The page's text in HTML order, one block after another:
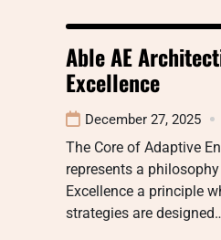
Able AE
Excellence
December 27, 2025
The Core of Adaptive
represents a
Excellence a principle
strategies are